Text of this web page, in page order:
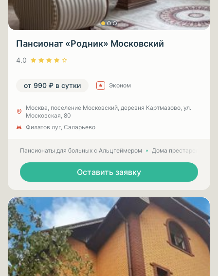
Пансионат «Родник» Московский
4.0
от 990 ₽ в сутки Эконом
Москва, поселение Московский, деревня Картмазово, ул.
Московская, 80
Филатов луг, Саларьево
Пансионаты для больных с Альцгеймером Дома престарелых
Оставить заявку